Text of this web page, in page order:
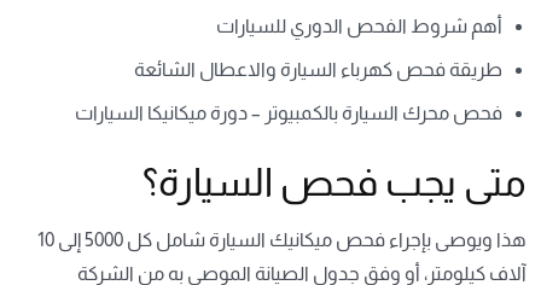
أهم شروط الفحص الدوري للسيارات
طريقة فحص كهرباء السيارة والاعطال الشائعة
فحص محرك السيارة بالكمبيوتر – دورة ميكانيكا السيارات
متى يجب فحص السيارة؟
هذا ويوصى بإجراء فحص ميكانيك السيارة شامل كل 5000 إلى 10
آلاف كيلومتر، أو وفق جدول الصيانة الموصى به من الشركة